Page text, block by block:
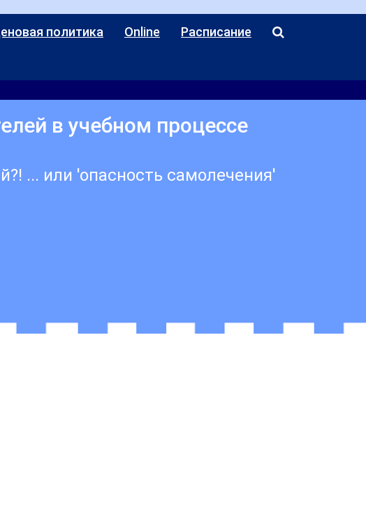
политика Online Расписание
в учебном процессе
... или 'опасность самолечения'